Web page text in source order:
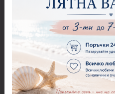
Акрилни бои - Artiste
Акрилна боя металик -
Artiste
Акрилни бои металик -
Dora Cadence